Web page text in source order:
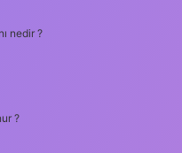
nedir ?
?